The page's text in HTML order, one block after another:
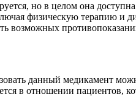
но в целом она
физическую терапию и
возможных
данный медикамент
в отношении пациентов,